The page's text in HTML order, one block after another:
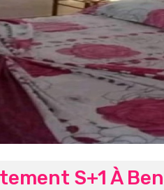
S+1 À